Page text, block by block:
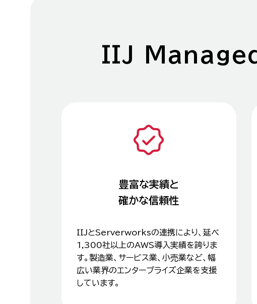
IIJ
豊富な実績と
確かな信頼性
IIJとServerworksの連携により、延べ
1,300社以上のAWS導入実績を誇りま
す。製造業、サービス業、小売業など、幅
広い業界のエンタープライズ企業を支援
しています。